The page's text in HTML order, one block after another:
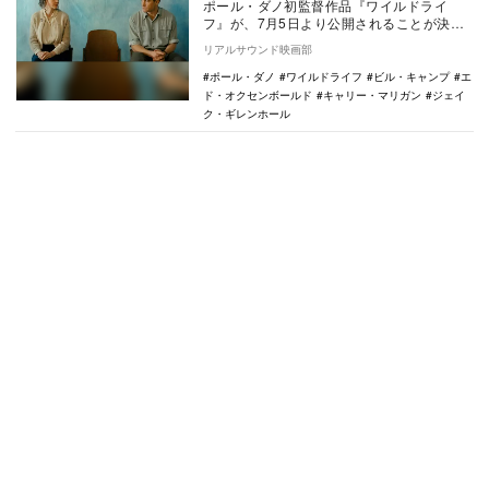
ポール・ダノ初監督作品『ワイルドライ
フ』が、7月5日より公開されることが決定
した。 本作は、『ゼア・ウィル・ビー・
ブラッド』…
リアルサウンド映画部
ポール・ダノ
ワイルドライフ ビル・キャンプ
エ
ド・オクセンボールド
キャリー・マリガン
ジェイ
ク・ギレンホール